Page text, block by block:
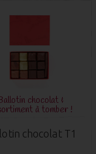
chocolat &
à tomber !
chocolat T1